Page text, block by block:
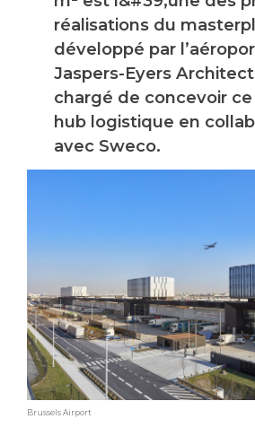
réalisations du
développé par
Jaspers-Eyers
chargé de concevoir
hub logistique en
avec Sweco.
Brussels Airport